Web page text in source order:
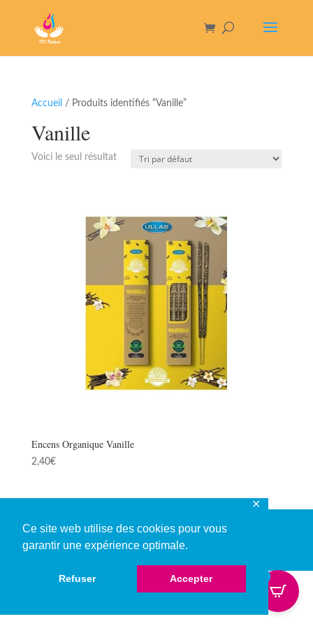
Ce site web utilise des cookies pour vous
garantir une expérience optimale.
Refuser Accepter
✕
Accueil / Produits identifiés “Vanille”
Vanille
Voici le seul résultat
Encens Organique Vanille
2,40€
© Copyright 2026